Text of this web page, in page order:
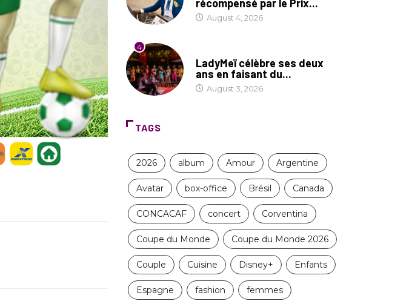
récompensé par le Prix...
August 4, 2026
4
LadyMeï célèbre ses deux
ans en faisant du...
August 3, 2026
TAGS
2026 album Amour Argentine
Avatar box-office Brésil Canada
CONCACAF concert Corventina
Coupe du Monde Coupe du Monde 2026
Couple Cuisine Disney+ Enfants
Espagne fashion femmes